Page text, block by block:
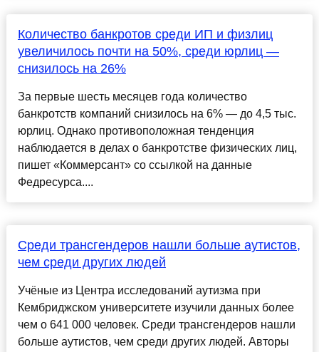
Количество банкротов среди ИП и физлиц
увеличилось почти на 50%, среди юрлиц —
снизилось на 26%
За первые шесть месяцев года количество
банкротств компаний снизилось на 6% — до 4,5 тыс.
юрлиц. Однако противоположная тенденция
наблюдается в делах о банкротстве физических лиц,
пишет «Коммерсант» со ссылкой на данные
Федресурса....
Среди трансгендеров нашли больше аутистов,
чем среди других людей
Учёные из Центра исследований аутизма при
Кембриджском университете изучили данных более
чем о 641 000 человек. Среди трансгендеров нашли
больше аутистов, чем среди других людей. Авторы